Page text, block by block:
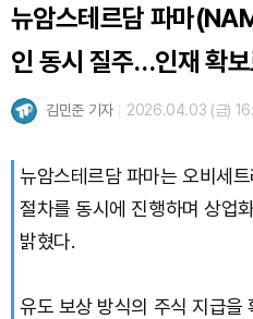
뉴암스테르담 파마
인 동시 질주…인재 확
김민준 기자 2026.04.03 (금)
뉴암스테르담 파마는 오비세
절차를 동시에 진행하며 상업
밝혔다.
유도 보상 방식의 주식 지급을